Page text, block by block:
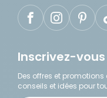
Inscrivez-
Des offres et
conseils et idées pour